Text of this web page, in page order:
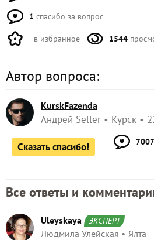
1 спасибо за вопрос
в избранное 1544
Автор вопроса:
KurskFazenda
Андрей Seller Курск
Сказать спасибо! 7007
Все ответы и
Uleyskaya ЭКСПЕРТ
Людмила Улейская
Ялта